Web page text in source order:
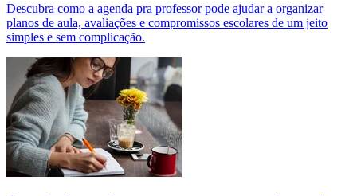
Descubra como a agenda pra professor pode ajudar a organizar
planos de aula, avaliações e compromissos escolares de um jeito
simples e sem complicação.